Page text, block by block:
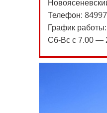
Телефон:
График
Сб-Вс с 7.00 —